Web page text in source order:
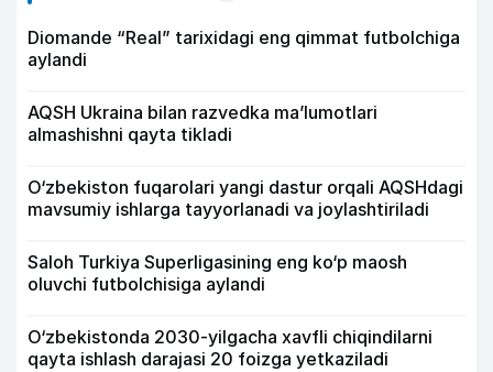
Diomande “Real” tarixidagi eng qimmat futbolchiga
aylandi
AQSH Ukraina bilan razvedka ma’lumotlari
almashishni qayta tikladi
O‘zbekiston fuqarolari yangi dastur orqali AQSHdagi
mavsumiy ishlarga tayyorlanadi va joylashtiriladi
Saloh Turkiya Superligasining eng ko‘p maosh
oluvchi futbolchisiga aylandi
O‘zbekistonda 2030-yilgacha xavfli chiqindilarni
qayta ishlash darajasi 20 foizga yetkaziladi